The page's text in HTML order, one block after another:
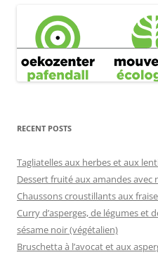
RECENT POSTS
Tagliatelles aux herbes et aux
Dessert fruité aux amandes avec
Chaussons croustillants aux
Curry d’asperges, de légumes et
sésame noir (végétalien)
Bruschetta à l’avocat et aux